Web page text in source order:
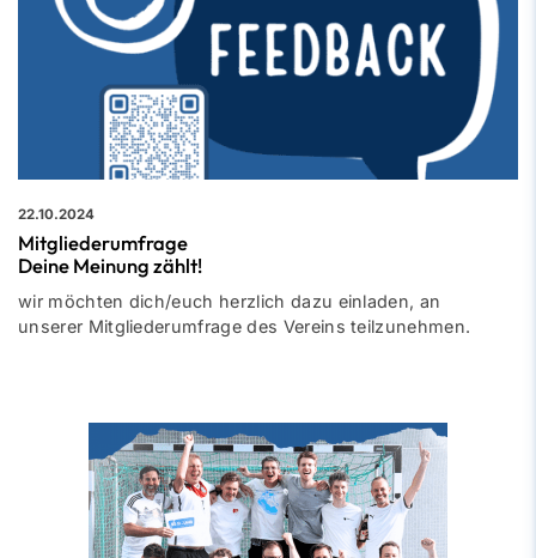
22.10.2024
Mitgliederumfrage
Deine Meinung zählt!
wir möchten dich/euch herzlich dazu einladen, an
unserer Mitgliederumfrage des Vereins teilzunehmen.